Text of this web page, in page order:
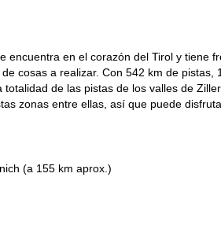
en el corazón del Tirol y tiene
cosas a realizar. Con 542 km de
de las pistas de los valles de
zonas entre ellas, así que puede
(a 155 km aprox.)